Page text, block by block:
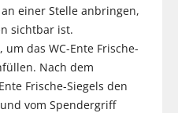
einer Stelle anbringen,
sichtbar ist.
das WC-Ente Frische-
Nach dem
Frische-Siegels den
vom Spendergriff